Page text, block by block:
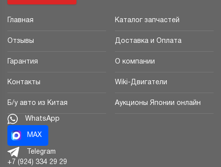
Главная Каталог запчастей
Отзывы Доставка и Оплата
Гарантия О компании
Контакты Wiki-Двигатели
Б/у авто из Китая Аукционы Японии онлайн
WhatsApp
MAX
Telegram
+7 (924) 334 29 29